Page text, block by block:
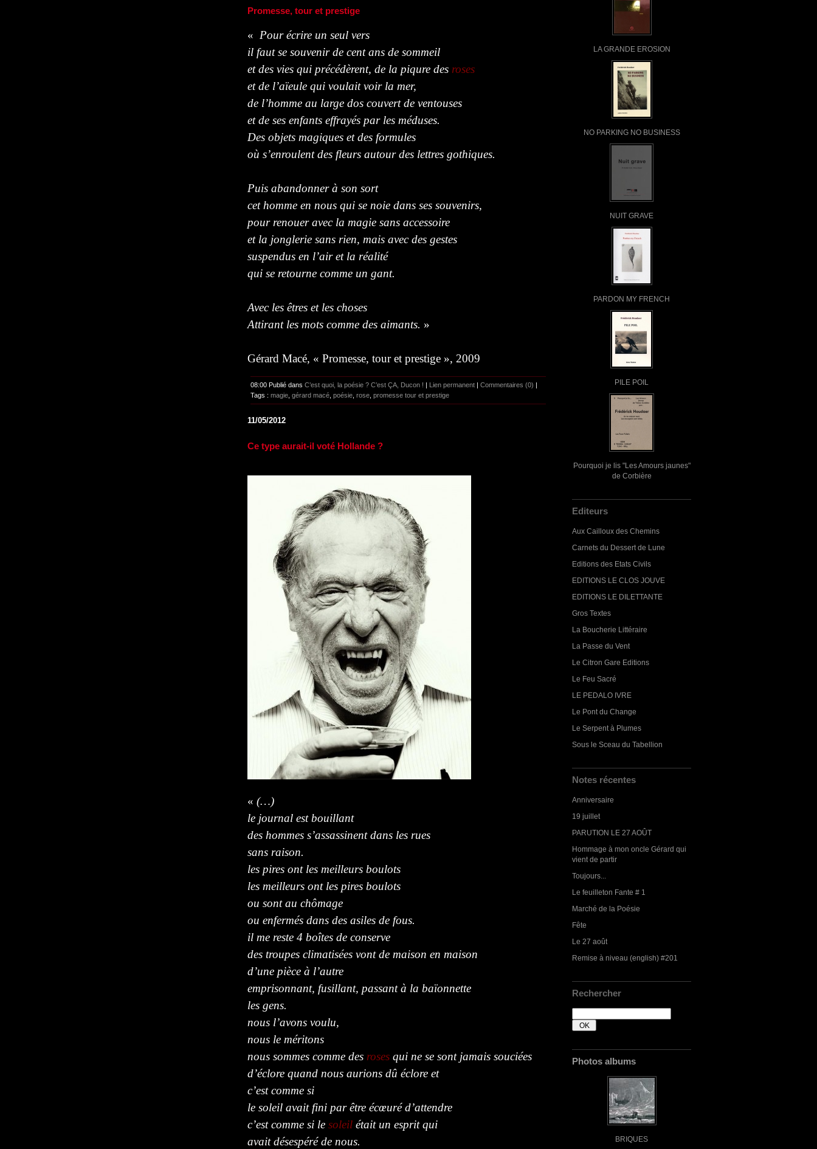
LA GRANDE EROSION
NO PARKING NO BUSINESS
NUIT GRAVE
PARDON MY FRENCH
PILE POIL
Pourquoi je lis "Les Amours jaunes"
de Corbière
Editeurs
Aux Cailloux des Chemins
Carnets du Dessert de Lune
Editions des Etats Civils
EDITIONS LE CLOS JOUVE
EDITIONS LE DILETTANTE
Gros Textes
La Boucherie Littéraire
La Passe du Vent
Le Citron Gare Editions
Le Feu Sacré
LE PEDALO IVRE
Le Pont du Change
Le Serpent à Plumes
Sous le Sceau du Tabellion
Notes récentes
Anniversaire
19 juillet
PARUTION LE 27 AOÛT
Hommage à mon oncle Gérard qui
vient de partir
Toujours...
Le feuilleton Fante # 1
Marché de la Poésie
Fête
Le 27 août
Remise à niveau (english) #201
Rechercher
Photos albums
BRIQUES
Promesse, tour et prestige
« Pour écrire un seul vers
il faut se souvenir de cent ans de sommeil
et des vies qui précédèrent, de la piqure des roses
et de l’aïeule qui voulait voir la mer,
de l’homme au large dos couvert de ventouses
et de ses enfants effrayés par les méduses.
Des objets magiques et des formules
où s’enroulent des fleurs autour des lettres gothiques.
Puis abandonner à son sort
cet homme en nous qui se noie dans ses souvenirs,
pour renouer avec la magie sans accessoire
et la jonglerie sans rien, mais avec des gestes
suspendus en l’air et la réalité
qui se retourne comme un gant.
Avec les êtres et les choses
Attirant les mots comme des aimants. »
Gérard Macé, « Promesse, tour et prestige », 2009
08:00 Publié dans C’est quoi, la poésie ? C’est ÇA, Ducon ! | Lien permanent | Commentaires (0) |
Tags : magie gérard macé poésie rose promesse tour et prestige
11/05/2012
Ce type aurait-il voté Hollande ?
« (…)
le journal est bouillant
des hommes s’assassinent dans les rues
sans raison.
les pires ont les meilleurs boulots
les meilleurs ont les pires boulots
ou sont au chômage
ou enfermés dans des asiles de fous.
il me reste 4 boîtes de conserve
des troupes climatisées vont de maison en maison
d’une pièce à l’autre
emprisonnant, fusillant, passant à la baïonnette
les gens.
nous l’avons voulu,
nous le méritons
nous sommes comme des roses qui ne se sont jamais souciées
d’éclore quand nous aurions dû éclore et
c’est comme si
le soleil avait fini par être écœuré d’attendre
c’est comme si le soleil était un esprit qui
avait désespéré de nous.